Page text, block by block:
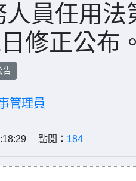
員任用法
修正公布。
告
管理員
點閱： 184